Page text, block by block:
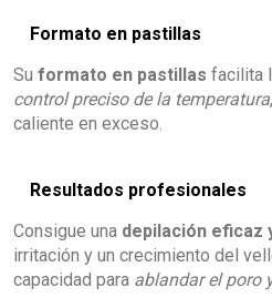
Formato en pastillas
Su formato en pastillas facilita
control preciso de la temperatura
caliente en exceso.
Resultados profesionales
Consigue una depilación eficaz
irritación y un crecimiento del
capacidad para ablandar el poro